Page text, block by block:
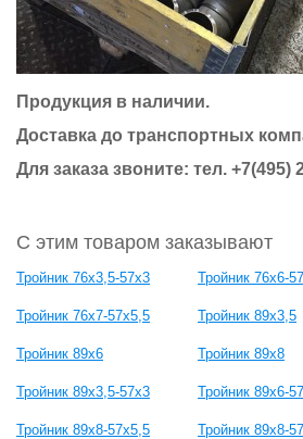
Продукция в наличии.
Доставка до транспортных
Для заказа звоните: тел. +7(495)
С этим товаром заказывают
Тройник 76х3,5-57х3 Тройник 76х6-
Тройник 76х7-57х5,5 Тройник 89х3,5
Тройник 89х6 Тройник 89х8
Тройник 89х3,5-57х3 Тройник 89х6-
Тройник 89х8-57х5,5 Тройник 89х8-